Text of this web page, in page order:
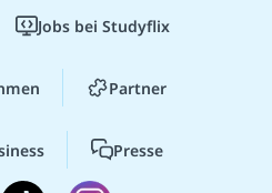
Jobs bei Studyflix
Partner
Presse